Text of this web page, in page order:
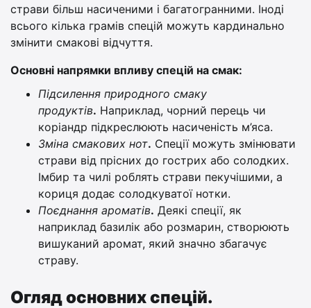
страви більш насиченими і багатогранними. Іноді
всього кілька грамів спецій можуть кардинально
змінити смакові відчуття.
Основні напрямки впливу спецій на смак:
Підсилення природного смаку
продуктів. Наприклад, чорний перець чи
коріандр підкреслюють насиченість м’яса.
Зміна смакових нот. Спеції можуть змінювати
страви від прісних до гострих або солодких.
Імбир та чилі роблять страви пекучішими, а
кориця додає солодкуватої нотки.
Поєднання ароматів. Деякі спеції, як
наприклад базилік або розмарин, створюють
вишуканий аромат, який значно збагачує
страву.
Огляд основних спецій.